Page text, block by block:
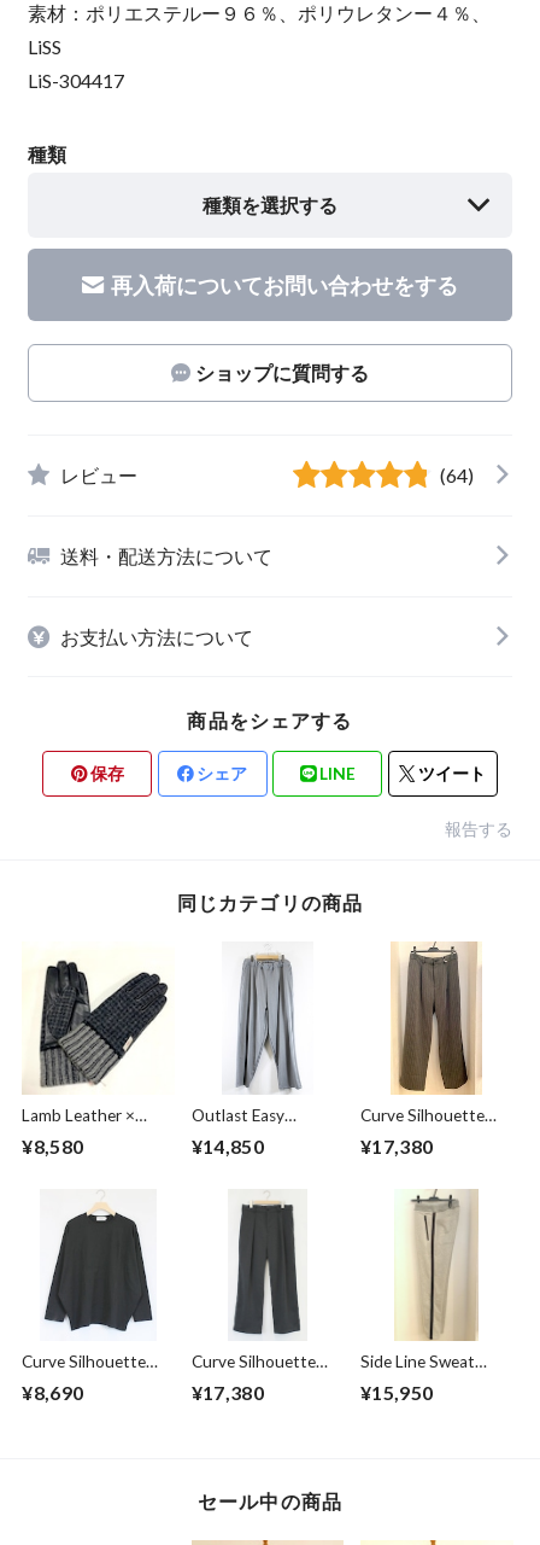
素材：ポリエステルー９６％、ポリウレタンー４％、
LiSS
LiS-304417
種類
種類を選択する
再入荷についてお問い合わせをする
ショップに質問する
レビュー (64)
送料・配送方法について
お支払い方法について
商品をシェアする
保存 シェア LINE ツイート
報告する
同じカテゴリの商品
Lamb Leather ×
Harris Tweed
Combination
¥8,580
Outlast Easy
Pants Gray
¥14,850
Curve Silhouette
Slacks Pants Black
Stripe
¥17,380
Curve Silhouette
Cut & Sewn Black
¥8,690
Curve Silhouette
Slacks Pants
Charcoal
¥17,380
Side Line Sweat
Tapered Pants
Gray
¥15,950
セール中の商品